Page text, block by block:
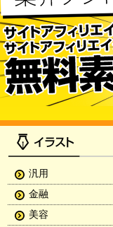
汎用
金融
美容